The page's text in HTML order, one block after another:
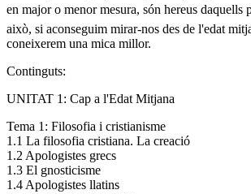
en major o menor mesura, són hereus daquells
això, si aconseguim mirar-nos des de l'edat
coneixerem una mica millor.
Continguts:
UNITAT 1: Cap a l'Edat Mitjana
Tema 1: Filosofia i cristianisme
1.1 La filosofia cristiana. La creació
1.2 Apologistes grecs
1.3 El gnosticisme
1.4 Apologistes llatins